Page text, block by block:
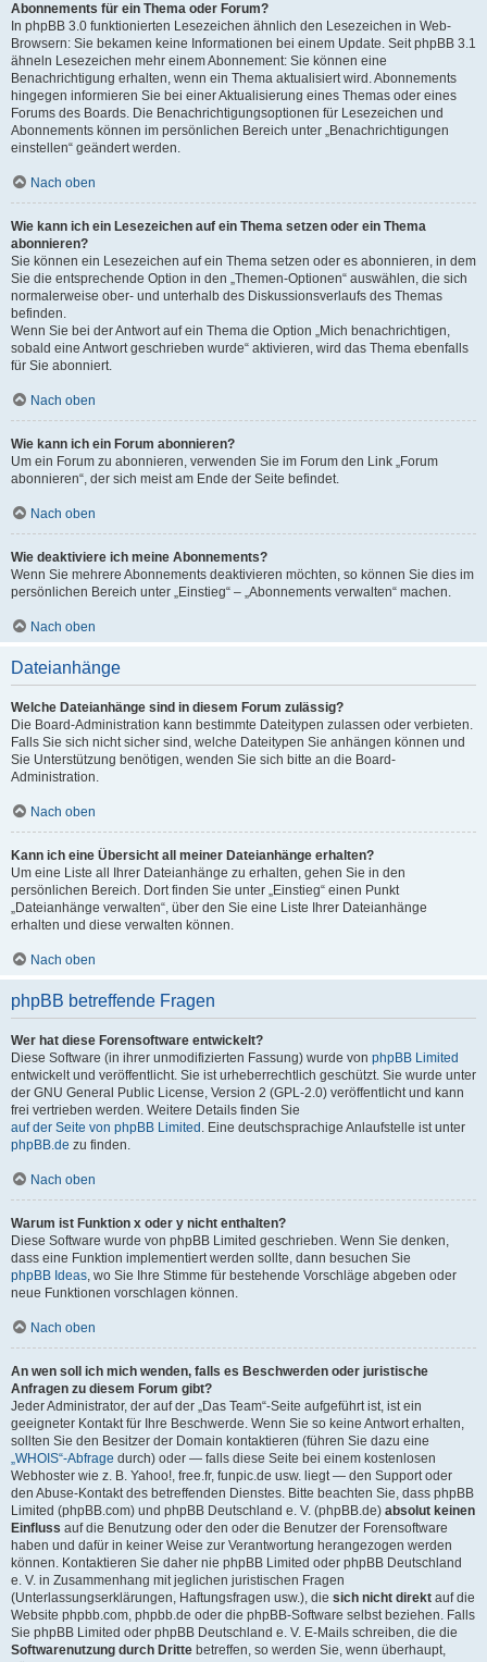
Abonnements für ein Thema oder Forum?
In phpBB 3.0 funktionierten Lesezeichen ähnlich den Lesezeichen in Web-
Browsern: Sie bekamen keine Informationen bei einem Update. Seit phpBB 3.1
ähneln Lesezeichen mehr einem Abonnement: Sie können eine
Benachrichtigung erhalten, wenn ein Thema aktualisiert wird. Abonnements
hingegen informieren Sie bei einer Aktualisierung eines Themas oder eines
Forums des Boards. Die Benachrichtigungsoptionen für Lesezeichen und
Abonnements können im persönlichen Bereich unter „Benachrichtigungen
einstellen“ geändert werden.
Nach oben
Wie kann ich ein Lesezeichen auf ein Thema setzen oder ein Thema
abonnieren?
Sie können ein Lesezeichen auf ein Thema setzen oder es abonnieren, in dem
Sie die entsprechende Option in den „Themen-Optionen“ auswählen, die sich
normalerweise ober- und unterhalb des Diskussionsverlaufs des Themas
befinden.
Wenn Sie bei der Antwort auf ein Thema die Option „Mich benachrichtigen,
sobald eine Antwort geschrieben wurde“ aktivieren, wird das Thema ebenfalls
für Sie abonniert.
Nach oben
Wie kann ich ein Forum abonnieren?
Um ein Forum zu abonnieren, verwenden Sie im Forum den Link „Forum
abonnieren“, der sich meist am Ende der Seite befindet.
Nach oben
Wie deaktiviere ich meine Abonnements?
Wenn Sie mehrere Abonnements deaktivieren möchten, so können Sie dies im
persönlichen Bereich unter „Einstieg“ – „Abonnements verwalten“ machen.
Nach oben
Dateianhänge
Welche Dateianhänge sind in diesem Forum zulässig?
Die Board-Administration kann bestimmte Dateitypen zulassen oder verbieten.
Falls Sie sich nicht sicher sind, welche Dateitypen Sie anhängen können und
Sie Unterstützung benötigen, wenden Sie sich bitte an die Board-
Administration.
Nach oben
Kann ich eine Übersicht all meiner Dateianhänge erhalten?
Um eine Liste all Ihrer Dateianhänge zu erhalten, gehen Sie in den
persönlichen Bereich. Dort finden Sie unter „Einstieg“ einen Punkt
„Dateianhänge verwalten“, über den Sie eine Liste Ihrer Dateianhänge
erhalten und diese verwalten können.
Nach oben
phpBB betreffende Fragen
Wer hat diese Forensoftware entwickelt?
Diese Software (in ihrer unmodifizierten Fassung) wurde von phpBB Limited
entwickelt und veröffentlicht. Sie ist urheberrechtlich geschützt. Sie wurde unter
der GNU General Public License, Version 2 (GPL-2.0) veröffentlicht und kann
frei vertrieben werden. Weitere Details finden Sie
auf der Seite von phpBB Limited . Eine deutschsprachige Anlaufstelle ist unter
phpBB.de zu finden.
Nach oben
Warum ist Funktion x oder y nicht enthalten?
Diese Software wurde von phpBB Limited geschrieben. Wenn Sie denken,
dass eine Funktion implementiert werden sollte, dann besuchen Sie
phpBB Ideas, wo Sie Ihre Stimme für bestehende Vorschläge abgeben oder
neue Funktionen vorschlagen können.
Nach oben
An wen soll ich mich wenden, falls es Beschwerden oder juristische
Anfragen zu diesem Forum gibt?
Jeder Administrator, der auf der „Das Team“-Seite aufgeführt ist, ist ein
geeigneter Kontakt für Ihre Beschwerde. Wenn Sie so keine Antwort erhalten,
sollten Sie den Besitzer der Domain kontaktieren (führen Sie dazu eine
„WHOIS“-Abfrage durch) oder — falls diese Seite bei einem kostenlosen
Webhoster wie z. B. Yahoo!, free.fr, funpic.de usw. liegt — den Support oder
den Abuse-Kontakt des betreffenden Dienstes. Bitte beachten Sie, dass phpBB
Limited (phpBB.com) und phpBB Deutschland e. V. (phpBB.de) absolut keinen
Einfluss auf die Benutzung oder den oder die Benutzer der Forensoftware
haben und dafür in keiner Weise zur Verantwortung herangezogen werden
können. Kontaktieren Sie daher nie phpBB Limited oder phpBB Deutschland
e. V. in Zusammenhang mit jeglichen juristischen Fragen
(Unterlassungserklärungen, Haftungsfragen usw.), die sich nicht direkt auf die
Website phpbb.com, phpbb.de oder die phpBB-Software selbst beziehen. Falls
Sie phpBB Limited oder phpBB Deutschland e. V. E-Mails schreiben, die die
Softwarenutzung durch Dritte betreffen, so werden Sie, wenn überhaupt,